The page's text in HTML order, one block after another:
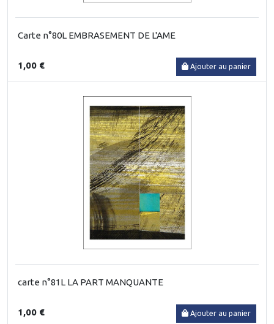
Carte n°80L EMBRASEMENT DE L'AME
1,00 € Ajouter au panier
carte n°81L LA PART MANQUANTE
1,00 € Ajouter au panier